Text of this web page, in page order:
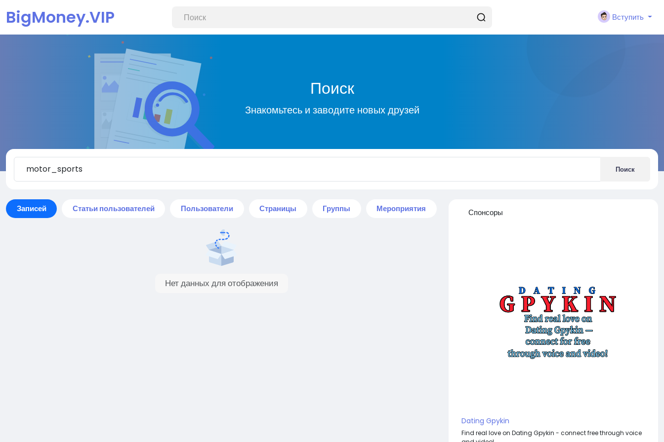
BigMoney.VIP Вступить
Поиск
Знакомьтесь и заводите новых друзей
Поиск
Записей Статьи пользователей Пользователи Страницы Группы Мероприятия
Нет данных для отображения
Спонсоры
Dating Gpykin
Find real love on Dating Gpykin - connect free through voice